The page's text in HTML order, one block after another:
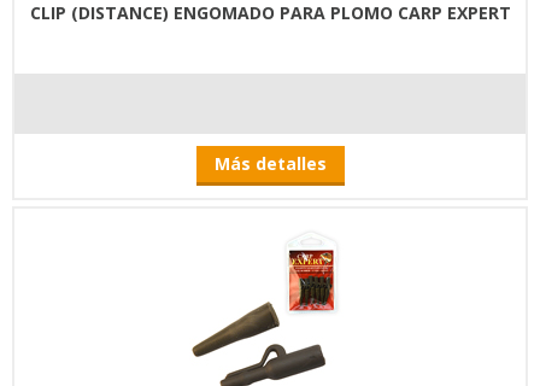
CLIP (DISTANCE) ENGOMADO PARA PLOMO CARP EXPERT
Más detalles